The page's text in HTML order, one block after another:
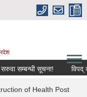
सम्बन्धी सूचना! विपद्
of Health Post